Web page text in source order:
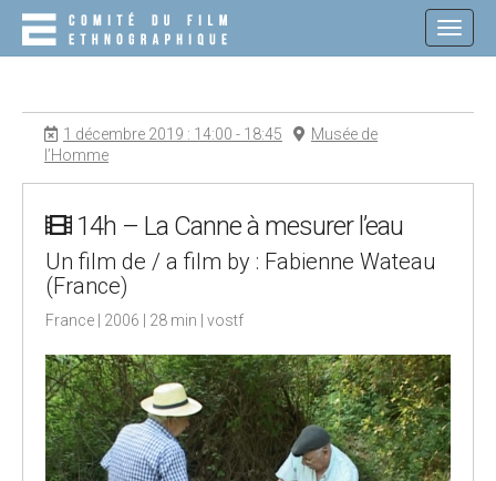
1 décembre 2019 : 14:00 - 18:45
Musée de
l’Homme
14h – La Canne à mesurer l’eau
Un film de / a film by : Fabienne Wateau
(France)
France | 2006 | 28 min | vostf